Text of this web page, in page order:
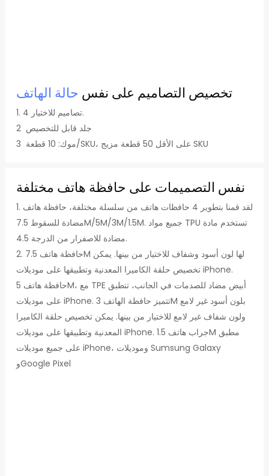
تخصيص التصاميم على نفس حالة الهاتف
1. 4 تصاميم للاختيار.
2 جلد قابل للتخصيص
3 موك: 10 قطعة/SKU، على الأقل 50 قطعة مزيج SKU
نفس التصميمات على حافظة هاتف مختلفة
1. لقد قمنا بتطوير 4 حافظات هاتف من سلسلة مختلفة، حافظة هاتف
مضادة للسقوط 7.5M/5M/3M/1.5M. جميع مواد TPU تستخدم مادة
مضادة للاصفرار من الدرجة 4.5.
2. حافظة هاتف 7.5M لها لون أسود وشفاف للاختيار من بينها. يمكن
تخصيص حلقة الكاميرا المعدنية وتطبيقها على موديلات iPhone.
حافظة هاتف 5M، مع TPE أبيض مضاد للصدمات في الجانب، تنطبق
على موديلات iPhone. تتميز حافظة الهاتف 3M بلون أسود غير لامع
ولون شفاف غير لامع للاختيار من بينها. يمكن تخصيص حلقة الكاميرا
المعدنية وتطبيقها على موديلات iPhone. جراب هاتف 1.5M مطبق
على جميع موديلات iPhone، وموديلات Sumsung Galaxy
وGoogle Pixel